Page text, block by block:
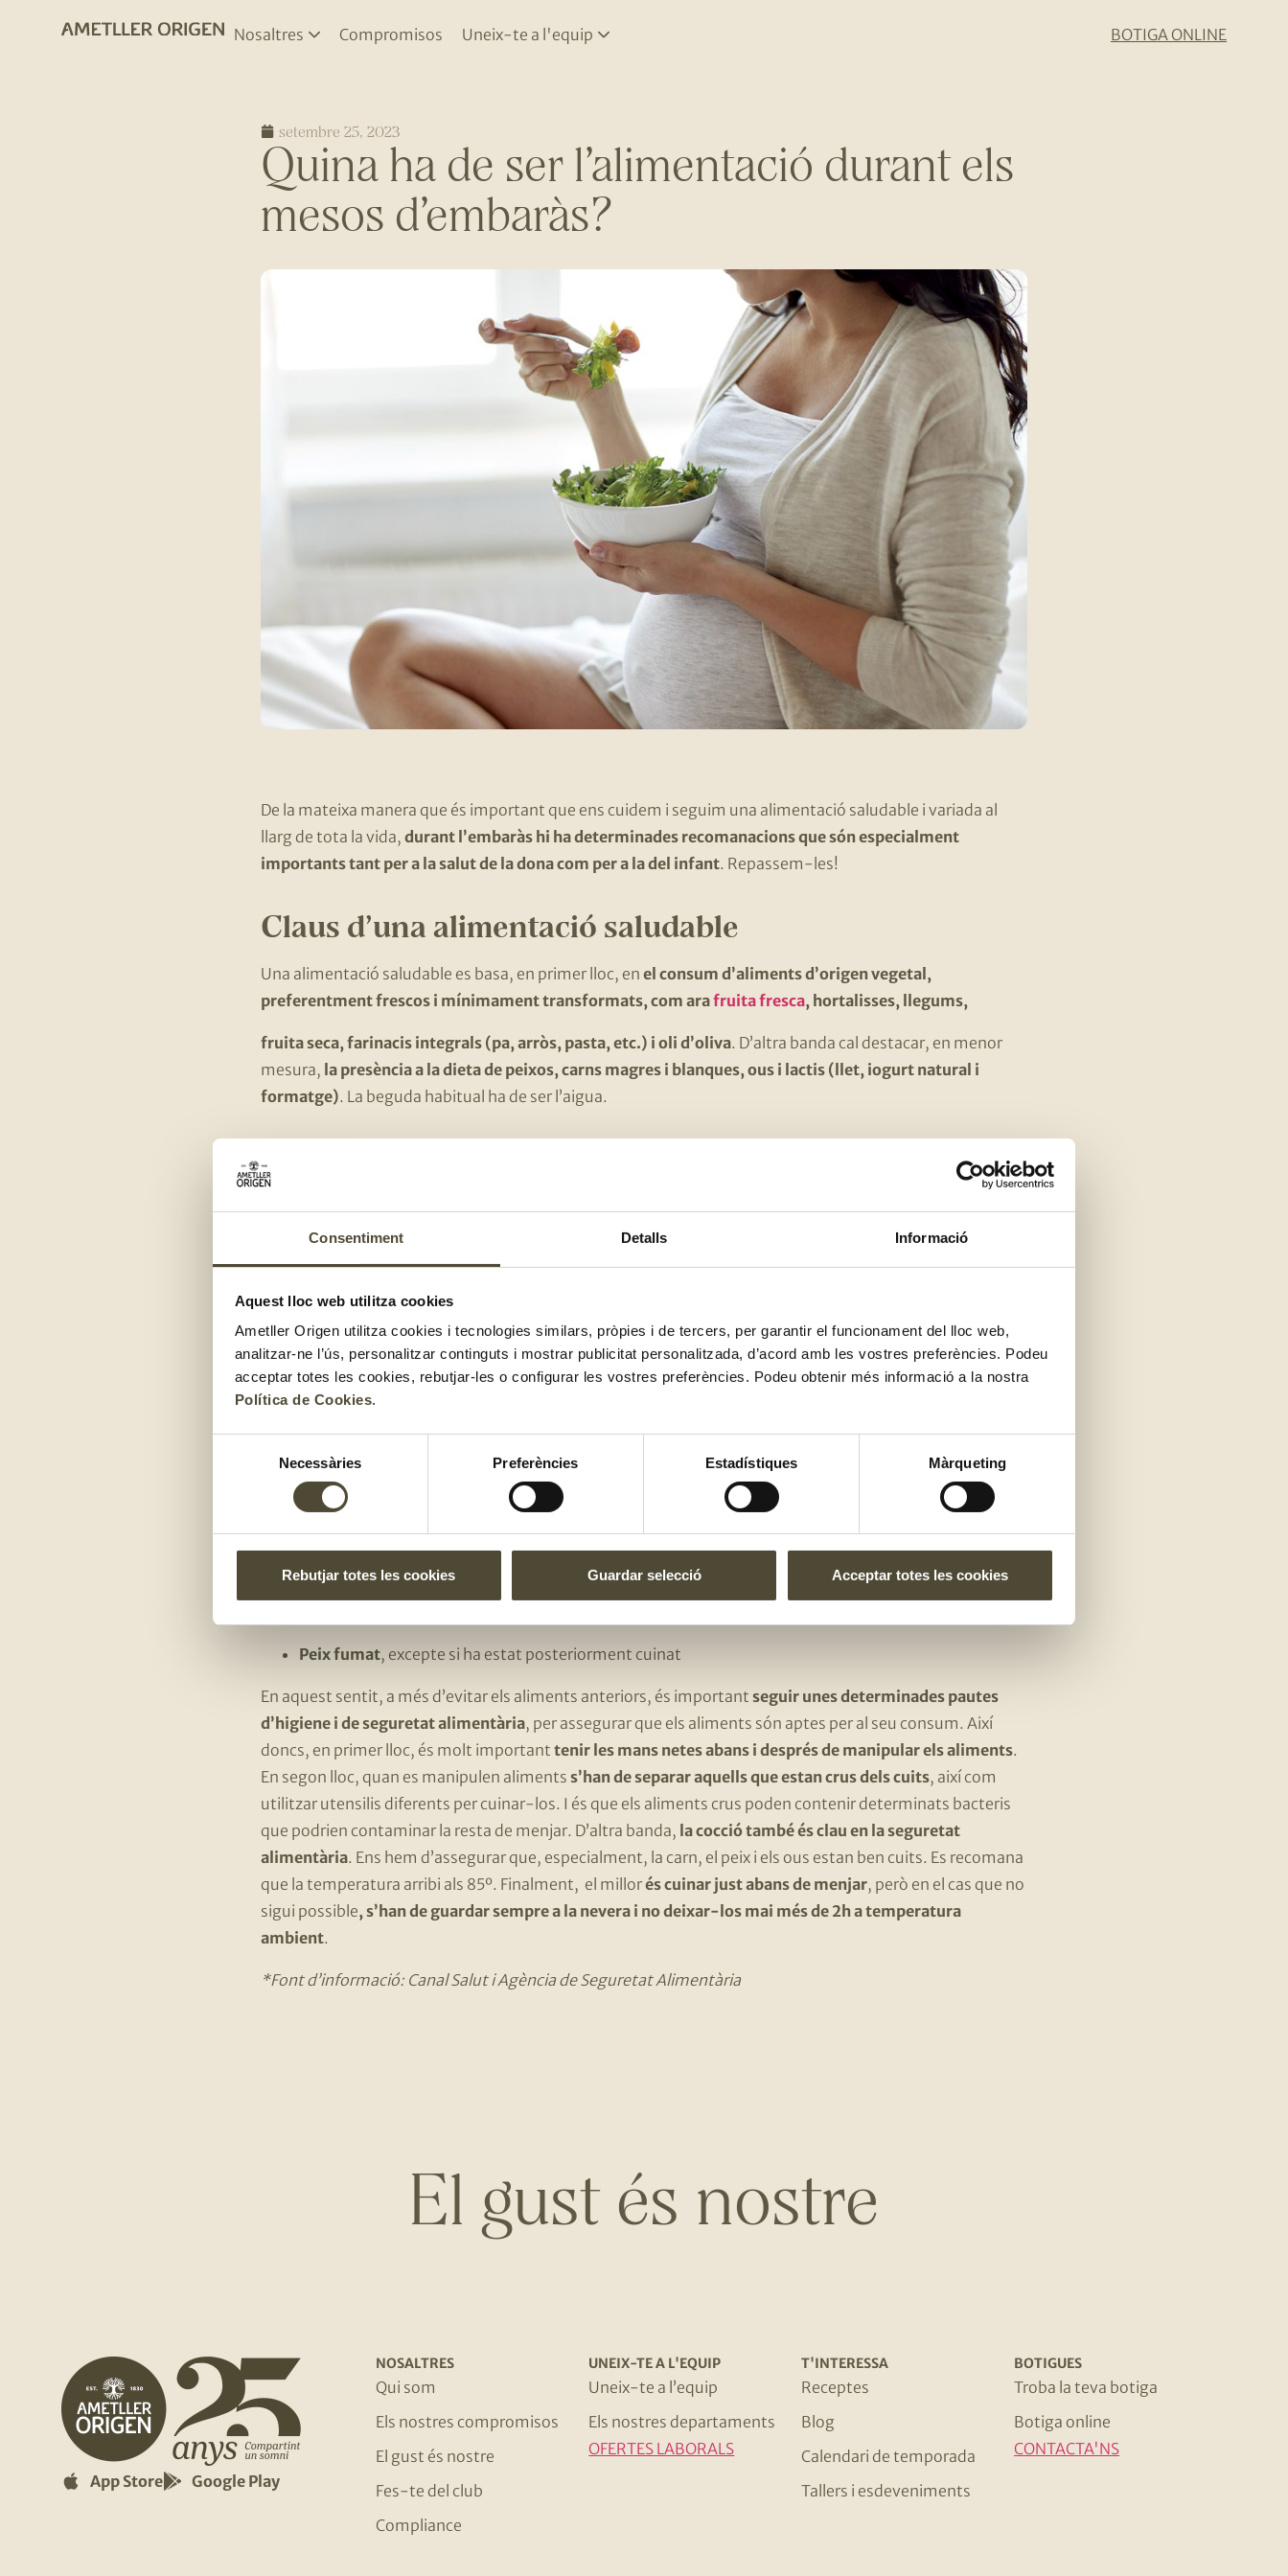
Consentiment Detalls Informació
Aquest lloc web utilitza cookies
Ametller Origen utilitza cookies i tecnologies similars, pròpies i de tercers, per garantir el funcionament del lloc web,
analitzar-ne l’ús, personalitzar continguts i mostrar publicitat personalitzada, d’acord amb les vostres preferències. Podeu
acceptar totes les cookies, rebutjar-les o configurar les vostres preferències. Podeu obtenir més informació a la nostra
Política de Cookies.
consentiment
Necessàries Preferències Estadístiques Màrqueting
Rebutjar totes les cookies Guardar selecció Acceptar totes les cookies
Nosaltres Compromisos Uneix-te a l'equip BOTIGA ONLINE
setembre 25, 2023
Quina ha de ser l’alimentació durant els
mesos d’embaràs?
De la mateixa manera que és important que ens cuidem i seguim una alimentació saludable i variada al
llarg de tota la vida, durant l’embaràs hi ha determinades recomanacions que són especialment
importants tant per a la salut de la dona com per a la del infant. Repassem-les!
Claus d’una alimentació saludable
Una alimentació saludable es basa, en primer lloc, en el consum d’aliments d’origen vegetal,
preferentment frescos i mínimament transformats, com arafruita fresca, hortalisses, llegums,
fruita seca, farinacis integrals (pa, arròs, pasta, etc.) i oli d’oliva. D’altra banda cal destacar, en menor
mesura, la presència a la dieta de peixos, carns magres i blanques, ous i lactis (llet, iogurt natural i
formatge). La beguda habitual ha de ser l’aigua.
4 normes bàsiques
S’ha d’evitar l’alcohol, així com les begudes estimulats (cafè) i els refrescos ensucrats
S’han d’evitar els sucres i els aliments processats i ultra processats
Quins aliments s’han d’evitar durant l’embaràs?
Lallet i els derivats làctics que no han estat pasteuritzats
Embotitscrus que no han estat ben cuinats
Peix fumat, excepte si ha estat posteriorment cuinat
En aquest sentit, a més d’evitar els aliments anteriors, és important seguir unes determinades pautes
d’higiene i de seguretat alimentària, per assegurar que els aliments són aptes per al seu consum. Així
doncs, en primer lloc, és molt important tenir les mans netes abans i després de manipular els aliments.
En segon lloc, quan es manipulen aliments s’han de separar aquells que estan crus dels cuits, així com
utilitzar utensilis diferents per cuinar-los. I és que els aliments crus poden contenir determinats bacteris
que podrien contaminar la resta de menjar. D’altra banda, la cocció també és clau en la seguretat
alimentària. Ens hem d’assegurar que, especialment, la carn, el peix i els ous estan ben cuits. Es recomana
que la temperatura arribi als 85º. Finalment, el millorés cuinar just abans de menjar, però en el cas que no
sigui possible, s’han de guardar sempre a la nevera i no deixar-los mai més de 2h a temperatura
ambient.
*Font d’informació: Canal Salut i Agència de Seguretat Alimentària
El gust és nostre
App Store Google Play
NOSALTRES
Qui som
Els nostres compromisos
El gust és nostre
Fes-te del club
Compliance
UNEIX-TE A L'EQUIP
Uneix-te a l’equip
Els nostres departaments
OFERTES LABORALS
T'INTERESSA
Receptes
Blog
Calendari de temporada
Tallers i esdeveniments
BOTIGUES
Troba la teva botiga
Botiga online
CONTACTA'NS